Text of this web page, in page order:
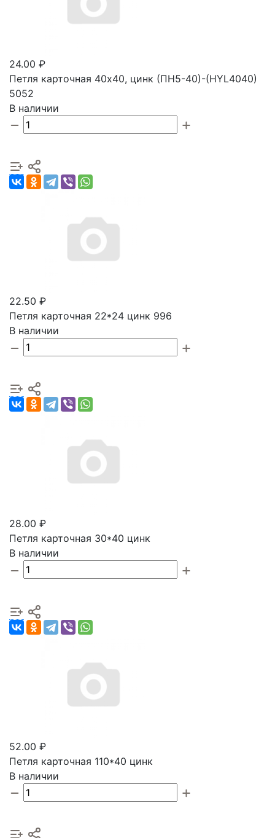
24.00 ₽
Петля карточная 40х40, цинк (ПН5-40)-(HYL4040)
5052
В наличии
22.50 ₽
Петля карточная 22*24 цинк 996
В наличии
28.00 ₽
Петля карточная 30*40 цинк
В наличии
52.00 ₽
Петля карточная 110*40 цинк
В наличии